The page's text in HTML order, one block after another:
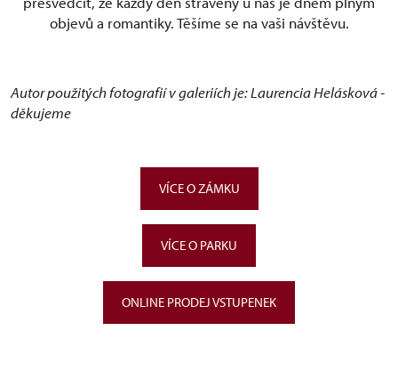
objevů a romantiky. Těšíme se na vaši návštěvu.
Autor použitých fotografií v galeriích je: Laurencia Helásková -
děkujeme
VÍCE O ZÁMKU
VÍCE O PARKU
ONLINE PRODEJ VSTUPENEK